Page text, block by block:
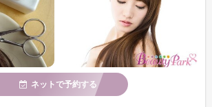
ネットで予約する